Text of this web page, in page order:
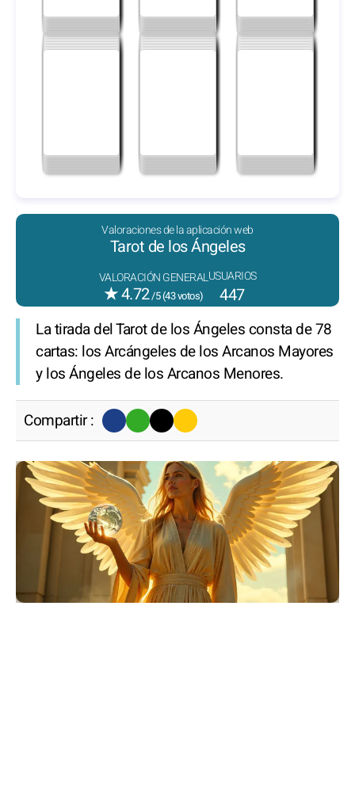
Valoraciones de la aplicación web
Tarot de los Ángeles
VALORACIÓN GENERAL
★4.72/5 (43votos)
USUARIOS
447
La tirada del Tarot de los Ángeles consta de 78
cartas: los Arcángeles de los Arcanos Mayores
y los Ángeles de los Arcanos Menores.
Compartir :